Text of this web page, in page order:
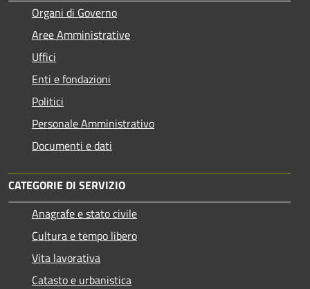
Organi di Governo
Aree Amministrative
Uffici
Enti e fondazioni
Politici
Personale Amministrativo
Documenti e dati
CATEGORIE DI SERVIZIO
Anagrafe e stato civile
Cultura e tempo libero
Vita lavorativa
Catasto e urbanistica